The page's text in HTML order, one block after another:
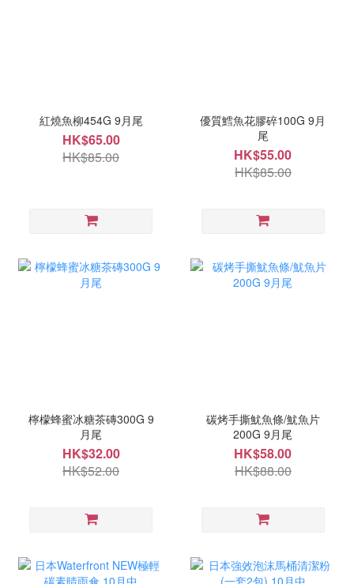
紅燒魚柳454G 9月尾
HK$65.00
HK$85.00
優質鱈魚花膠碎100G 9月
尾
HK$55.00
HK$85.00
檸檬蜂蜜冰糖茶磚300G 9
月尾
HK$32.00
HK$52.00
碳烤手撕魷魚條/魷魚片
200G 9月尾
HK$58.00
HK$88.00